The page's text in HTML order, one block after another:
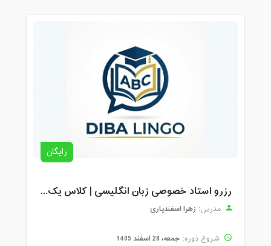
رایگان
رزرو استاد خصوصی زبان انگلیسی | کلاس یک‌نفره با زهرا اسفندیاری + مشاوره رایگان
مدرس: زهرا اسفندیاری
شروع دوره: جمعه، 28 اسفند 1405